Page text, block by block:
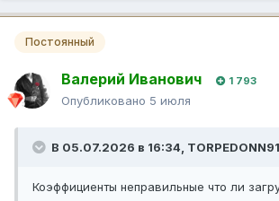
Постоянный
Валерий Иванович 1 793
Опубликовано 5 июля
В 05.07.2026 в 16:34, TORPEDONN91
Коэффициенты неправильные что ли